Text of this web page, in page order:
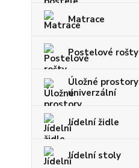
Matrace
Postelové rošty
Úložné prostory
univerzální
Jídelní židle
Jídelní stoly